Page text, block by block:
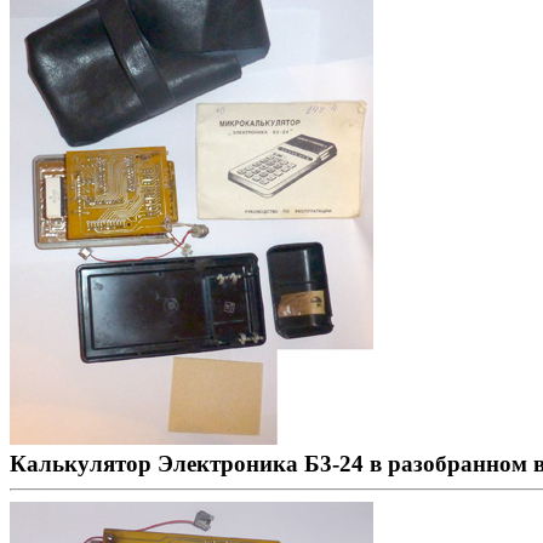
Калькулятор Электроника Б3-24 в разобранном